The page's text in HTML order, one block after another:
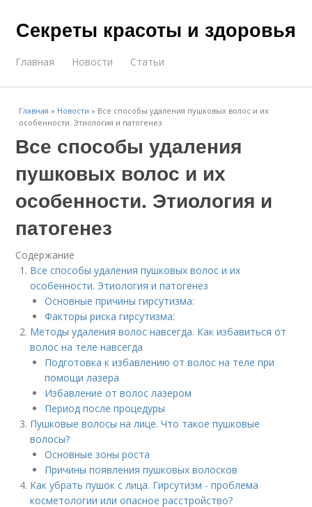
Секреты красоты и здоровья
Главная Новости Статьи
Главная » Новости » Все способы удаления пушковых волос и их
особенности. Этиология и патогенез
Все способы удаления
пушковых волос и их
особенности. Этиология и
патогенез
Содержание
Все способы удаления пушковых волос и их
особенности. Этиология и патогенез
Основные причины гирсутизма:
Факторы риска гирсутизма:
Методы удаления волос навсегда. Как избавиться от
волос на теле навсегда
Подготовка к избавлению от волос на теле при
помощи лазера
Избавление от волос лазером
Период после процедуры
Пушковые волосы на лице. Что такое пушковые
волосы?
Основные зоны роста
Причины появления пушковых волосков
Как убрать пушок с лица. Гирсутизм - проблема
косметологии или опасное расстройство?